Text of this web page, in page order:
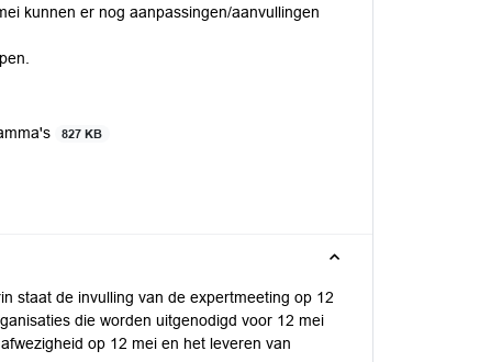
kunnen er nog aanpassingen/aanvullingen
827 KB
staat de invulling van de expertmeeting op 12
die worden uitgenodigd voor 12 mei
op 12 mei en het leveren van